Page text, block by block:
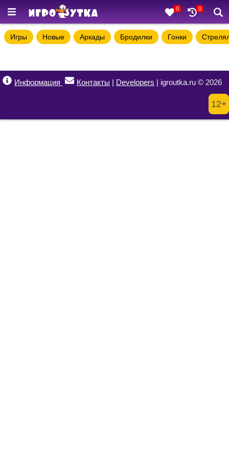
0 0
Игры Новые Аркады Бродилки Гонки
Информация Контакты | Developers | igroutka.ru © 2026
12+